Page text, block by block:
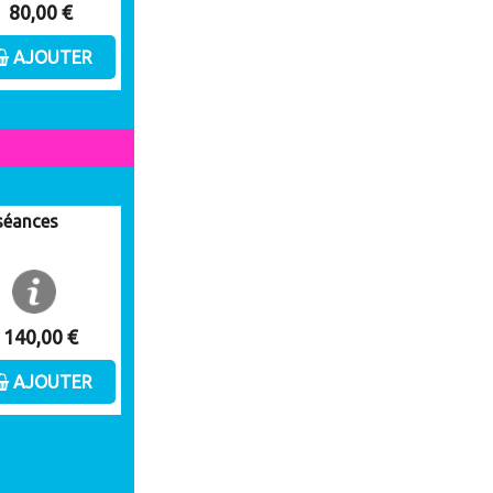
80,00 €
AJOUTER
140,00 €
AJOUTER